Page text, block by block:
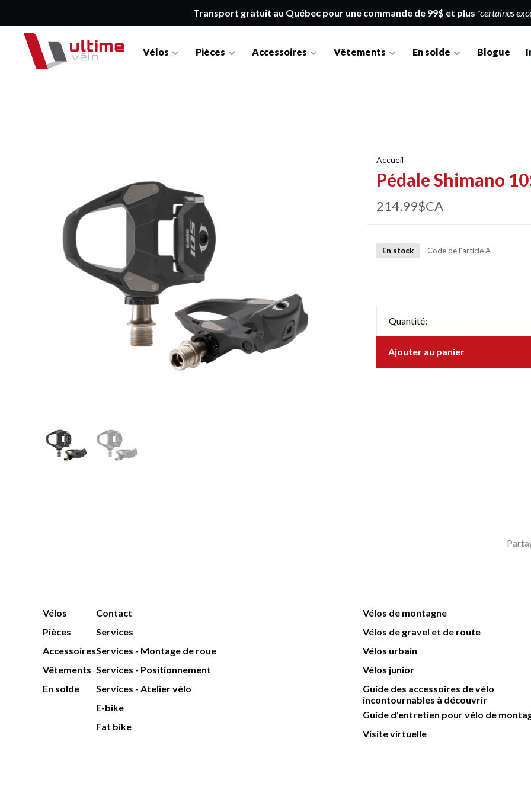
Transport gratuit au Québec pour une commande de 99$ et plus *certaines
Vélos Pièces Accessoires Vêtements En solde Blogue
Accueil
Pédale Shimano
214,99$CA
En stock Code de l'articleA
Quantité:
Ajouter au panier
Vélos
Pièces
Accessoires
Vêtements
En solde
Contact
Services
Services - Montage de roue
Services - Positionnement
Services - Atelier vélo
E-bike
Fat bike
Vélos de montagne
Vélos de gravel et de route
Vélos urbain
Vélos junior
Guide des accessoires de vélo
incontournables à découvrir
Guide d'entretien pour vélo de
Visite virtuelle